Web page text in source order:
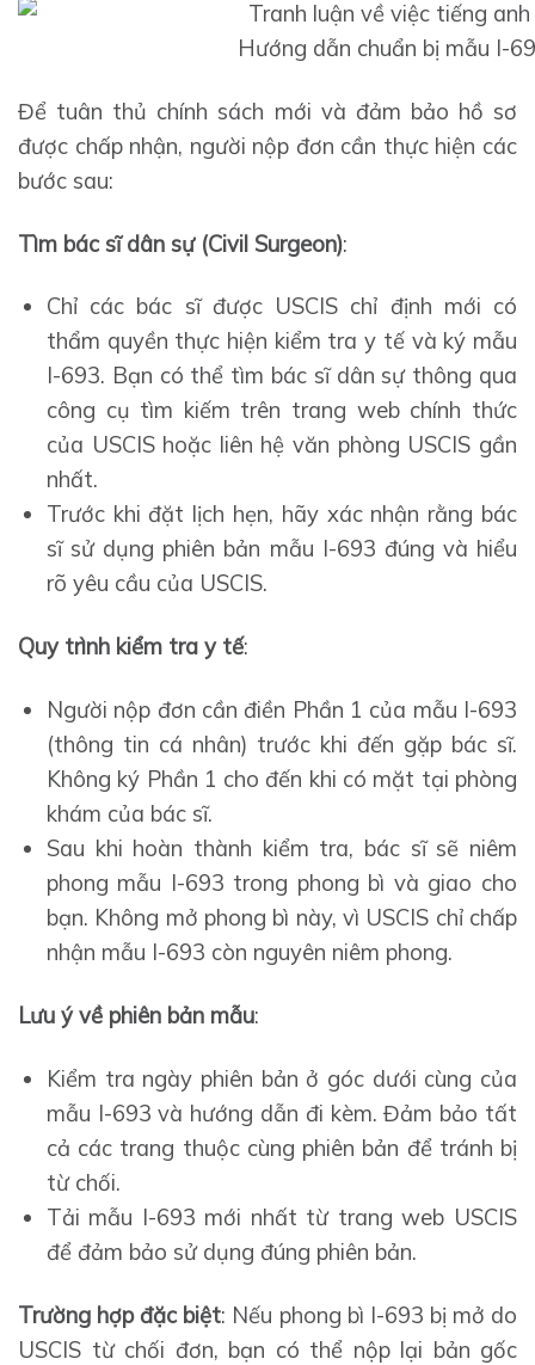
Hướng dẫn chuẩn bị mẫu I-
Để tuân thủ chính sách mới và đảm bảo hồ sơ
được chấp nhận, người nộp đơn cần thực hiện các
bước sau:
Tìm bác sĩ dân sự (Civil Surgeon):
Chỉ các bác sĩ được USCIS chỉ định mới có
thẩm quyền thực hiện kiểm tra y tế và ký mẫu
I-693. Bạn có thể tìm bác sĩ dân sự thông qua
công cụ tìm kiếm trên trang web chính thức
của USCIS hoặc liên hệ văn phòng USCIS gần
nhất.
Trước khi đặt lịch hẹn, hãy xác nhận rằng bác
sĩ sử dụng phiên bản mẫu I-693 đúng và hiểu
rõ yêu cầu của USCIS.
Quy trình kiểm tra y tế:
Người nộp đơn cần điền Phần 1 của mẫu I-693
(thông tin cá nhân) trước khi đến gặp bác sĩ.
Không ký Phần 1 cho đến khi có mặt tại phòng
khám của bác sĩ.
Sau khi hoàn thành kiểm tra, bác sĩ sẽ niêm
phong mẫu I-693 trong phong bì và giao cho
bạn. Không mở phong bì này, vì USCIS chỉ chấp
nhận mẫu I-693 còn nguyên niêm phong.
Lưu ý về phiên bản mẫu:
Kiểm tra ngày phiên bản ở góc dưới cùng của
mẫu I-693 và hướng dẫn đi kèm. Đảm bảo tất
cả các trang thuộc cùng phiên bản để tránh bị
từ chối.
Tải mẫu I-693 mới nhất từ trang web USCIS
để đảm bảo sử dụng đúng phiên bản.
Trường hợp đặc biệt: Nếu phong bì I-693 bị mở do
USCIS từ chối đơn, bạn có thể nộp lại bản gốc